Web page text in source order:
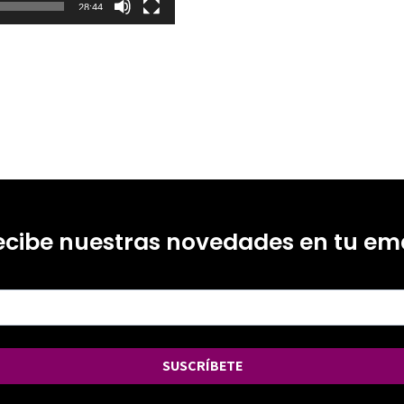
28:44
nuestras novedades en tu
SUSCRÍBETE